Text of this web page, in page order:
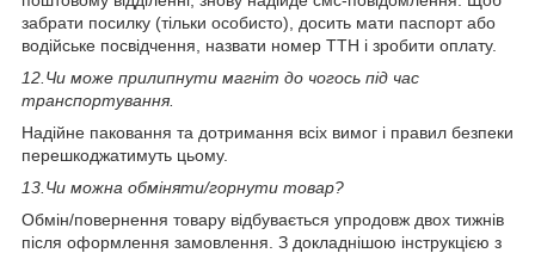
забрати посилку (тільки особисто), досить мати паспорт або
водійське посвідчення, назвати номер ТТН і зробити оплату.
12. Чи може прилипнути магніт до чогось під час
транспортування.
Надійне паковання та дотримання всіх вимог і правил безпеки
перешкоджатимуть цьому.
13. Чи можна обміняти/горнути товар?
Обмін/повернення товару відбувається упродовж двох тижнів
після оформлення замовлення. З докладнішою інструкцією з